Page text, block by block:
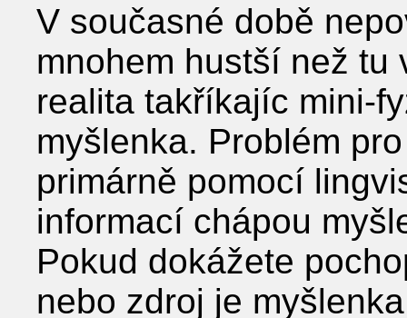
V současné době
mnohem hustší než tu
realita takříkajíc mini-
myšlenka. Problém
primárně pomocí
informací chápou
Pokud dokážete
nebo zdroj je